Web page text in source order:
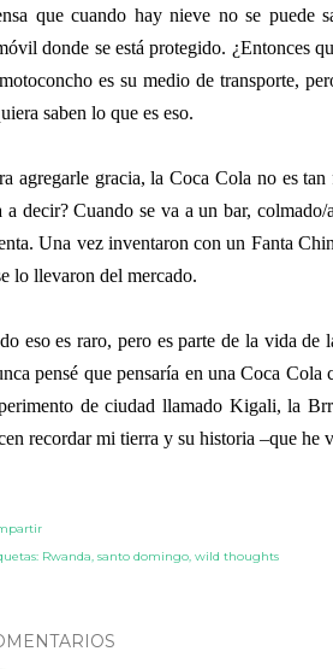
que cuando hay nieve no se puede
donde se está protegido. ¿Entonces
es su medio de transporte,
saben lo que es eso.
agregarle gracia, la Coca Cola no es
a decir? Cuando se va a un bar,
Una vez inventaron con un Fanta
lo llevaron del mercado.
eso es raro, pero es parte de la vida
pensé que pensaría en una Coca
de ciudad llamado Kigali, la
recordar mi tierra y su historia –que he
Rwanda santo domingo wild thoughts